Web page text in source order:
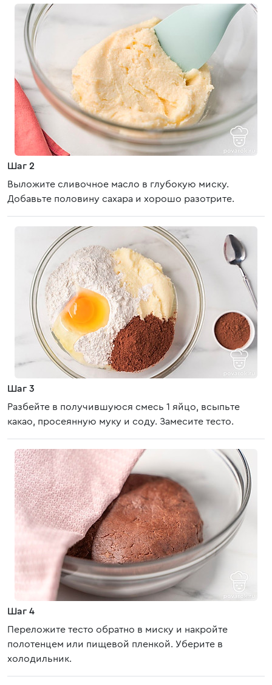
Шаг 2
Выложите сливочное масло в глубокую миску.
Добавьте половину сахара и хорошо разотрите.
Шаг 3
Разбейте в получившуюся смесь 1 яйцо, всыпьте
какао, просеянную муку и соду. Замесите тесто.
Шаг 4
Переложите тесто обратно в миску и накройте
полотенцем или пищевой пленкой. Уберите в
холодильник.